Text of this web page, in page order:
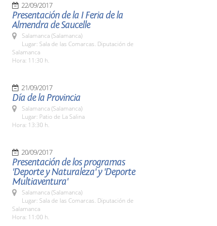
22/09/2017
Presentación de la I Feria de la
Almendra de Saucelle
Salamanca (Salamanca)
Lugar: Sala de las Comarcas. Diputación de
Salamanca
Hora: 11:30 h.
21/09/2017
Día de la Provincia
Salamanca (Salamanca)
Lugar: Patio de La Salina
Hora: 13:30 h.
20/09/2017
Presentación de los programas
'Deporte y Naturaleza' y 'Deporte
Multiaventura'
Salamanca (Salamanca)
Lugar: Sala de las Comarcas. Diputación de
Salamanca
Hora: 11:00 h.